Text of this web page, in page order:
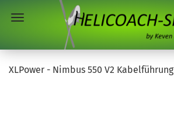
XLPower - Nimbus 550 V2 Kabelführung